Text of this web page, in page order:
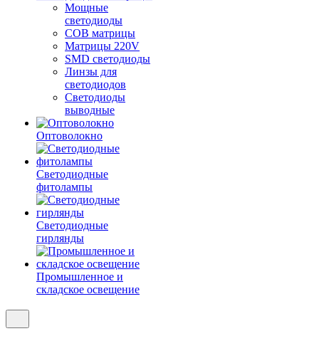
Мощные
светодиоды
COB матрицы
Матрицы 220V
SMD светодиоды
Линзы для
светодиодов
Светодиоды
выводные
Оптоволокно
Светодиодные
фитолампы
Светодиодные
гирлянды
Промышленное и
складское освещение